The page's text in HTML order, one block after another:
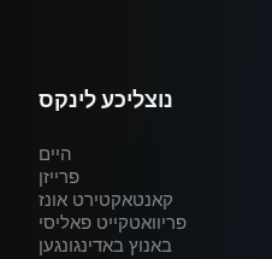
נוצליכע לינקס
היים
פרייזן
קאנטאקטירט אונז
פריוואטקייט פאליסי
באנוץ באדינגונגען